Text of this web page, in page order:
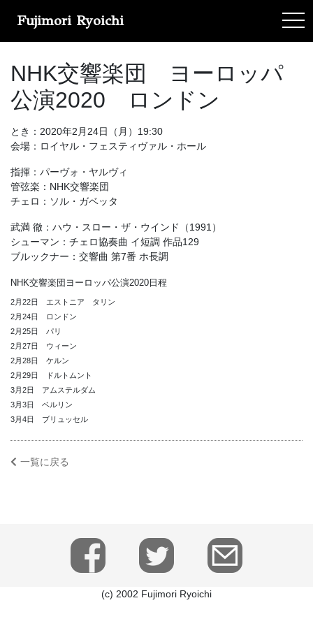
Fujimori Ryoichi
NHK交響楽団 ヨーロッパ
公演2020 ロンドン
とき：2020年2月24日（月）19:30
会場：ロイヤル・フェスティヴァル・ホール
指揮：パーヴォ・ヤルヴィ
管弦楽：NHK交響楽団
チェロ：ソル・ガベッタ
武満 徹：ハウ・スロー・ザ・ウインド（1991）
シューマン：チェロ協奏曲 イ短調 作品129
ブルックナー：交響曲 第7番 ホ長調
NHK交響楽団ヨーロッパ公演2020日程
2月22日 エストニア タリン
2月24日 ロンドン
2月25日 パリ
2月27日 ウィーン
2月28日 ケルン
2月29日 ドルトムント
3月2日 アムステルダム
3月3日 ベルリン
3月4日 ブリュッセル
一覧に戻る
(c) 2002 Fujimori Ryoichi